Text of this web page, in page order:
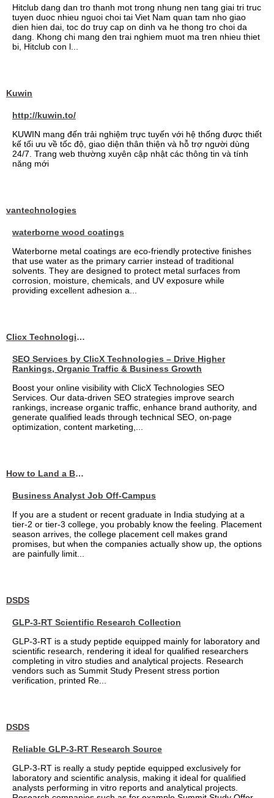
Hitclub dang dan tro thanh mot trong nhung nen tang giai tri truc
tuyen duoc nhieu nguoi choi tai Viet Nam quan tam nho giao
dien hien dai, toc do truy cap on dinh va he thong tro choi da
dang. Khong chi mang den trai nghiem muot ma tren nhieu thiet
bi, Hitclub con l...
Kuwin
http://kuwin.to/
KUWIN mang đến trải nghiệm trực tuyến với hệ thống được thiết
kế tối ưu về tốc độ, giao diện thân thiện và hỗ trợ người dùng
24/7. Trang web thường xuyên cập nhật các thông tin và tính
năng mới
vantechnologies
waterborne wood coatings
Waterborne metal coatings are eco-friendly protective finishes
that use water as the primary carrier instead of traditional
solvents. They are designed to protect metal surfaces from
corrosion, moisture, chemicals, and UV exposure while
providing excellent adhesion a...
Clicx Technologies
SEO Services by ClicX Technologies – Drive Higher
Rankings, Organic Traffic & Business Growth
Boost your online visibility with ClicX Technologies SEO
Services. Our data-driven SEO strategies improve search
rankings, increase organic traffic, enhance brand authority, and
generate qualified leads through technical SEO, on-page
optimization, content marketing,...
How to Land a Business Analyst Job Off-Campus When Your College Has Zero Tech Connections
Business Analyst Job Off-Campus
If you are a student or recent graduate in India studying at a
tier-2 or tier-3 college, you probably know the feeling. Placement
season arrives, the college placement cell makes grand
promises, but when the companies actually show up, the options
are painfully limit...
DSDS
GLP-3-RT Scientific Research Collection
GLP-3-RT is a study peptide equipped mainly for laboratory and
scientific research, rendering it ideal for qualified researchers
completing in vitro studies and analytical projects. Research
vendors such as Summit Study Present stress portion
verification, printed Re...
DSDS
Reliable GLP-3-RT Research Source
GLP-3-RT is really a study peptide equipped exclusively for
laboratory and scientific analysis, making it ideal for qualified
analysts performing in vitro reports and analytical projects.